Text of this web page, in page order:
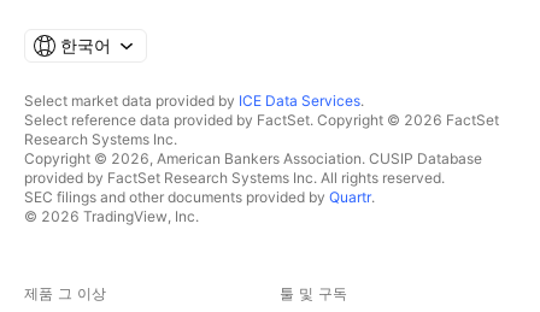
한국어
Select market data provided by ICE Data Services.
Select reference data provided by FactSet. Copyright © 2026 FactSet
Research Systems Inc.
Copyright © 2026, American Bankers Association. CUSIP Database
provided by FactSet Research Systems Inc. All rights reserved.
SEC filings and other documents provided by Quartr.
© 2026 TradingView, Inc.
제품 그 이상 툴 및 구독